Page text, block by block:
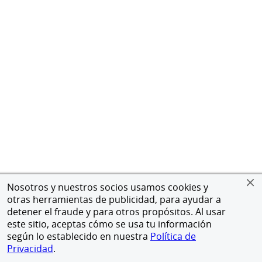
Nosotros y nuestros socios usamos cookies y
otras herramientas de publicidad, para ayudar a
detener el fraude y para otros propósitos. Al usar
este sitio, aceptas cómo se usa tu información
según lo establecido en nuestra Política de
Privacidad.